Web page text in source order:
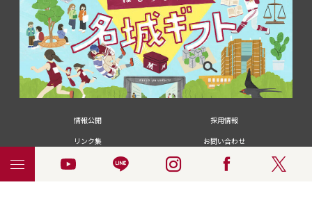
情報公開
採用情報
リンク集
お問い合わせ
メディアの皆さま
卒業生の皆さま